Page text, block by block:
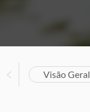
Visão Geral